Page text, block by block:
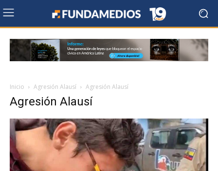
Inicio Agresión Alausí Agresión Alausí
Agresión Alausí